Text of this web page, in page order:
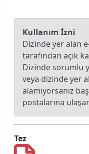
Kullanım İzni
Dizinde yer alan
tarafından açık
Dizinde sorumlu
veya dizinde yer
alamıyorsanız
postalarına
Tez